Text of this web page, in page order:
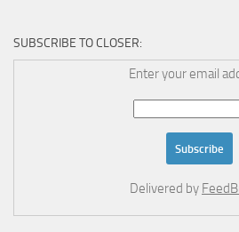
SUBSCRIBE TO CLOSER:
Enter your email
Delivered by